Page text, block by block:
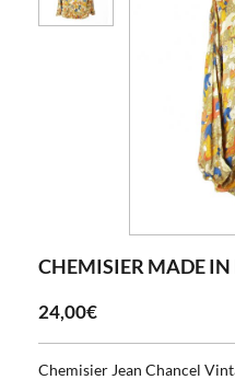
CHEMISIER MADE IN
24,00€
Chemisier Jean Chancel